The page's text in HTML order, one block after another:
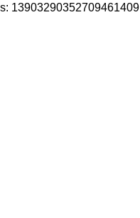
13903290352709461409